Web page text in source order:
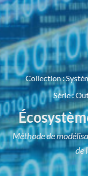
Collection:
Série:
Méthode de
de